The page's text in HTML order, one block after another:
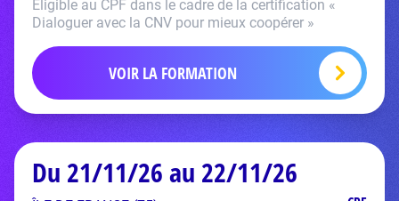
Eligible au CPF dans le cadre de la certification «
Dialoguer avec la CNV pour mieux coopérer »
VOIR LA FORMATION
Du 21/11/26 au 22/11/26